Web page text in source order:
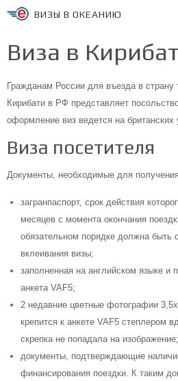
ВИЗЫ В ОКЕАНИЮ
Виза в
Гражданам России для въезда в страну
Кирибати в РФ представляет
оформление виз ведется на британских
Виза посетителя
Документы, необходимые для
загранпаспорт, срок действия
месяцев с момента окончания
обязательном порядке должна быть
вклеивания визы;
заполненная на английском языке и
анкета VAF5;
2 недавние цветные фотографии
крепится к анкете VAF5 степлером
скрепка не попадала на изображение;
документы, подтверждающие
финансирования поездки. К таким